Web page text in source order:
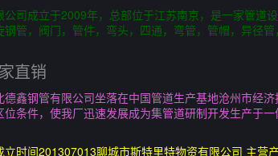
司成立于2009年，总部位于江苏南京，是一家管道
管，阀门，管件，弯头，四通，弯管，管帽，异径
直销
鑫钢管有限公司坐落在中国管道生产基地沧州市经
条件，使我厂迅速发展成为集管道研制开发生产于
时间201307013聊城市斯特里特物资有限公司 主营